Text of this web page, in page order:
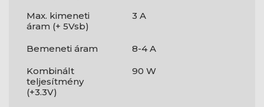
Max. kimeneti
áram (+ 5Vsb)
3 A
Bemeneti áram
8-4 A
Kombinált
teljesítmény
(+3.3V)
90 W